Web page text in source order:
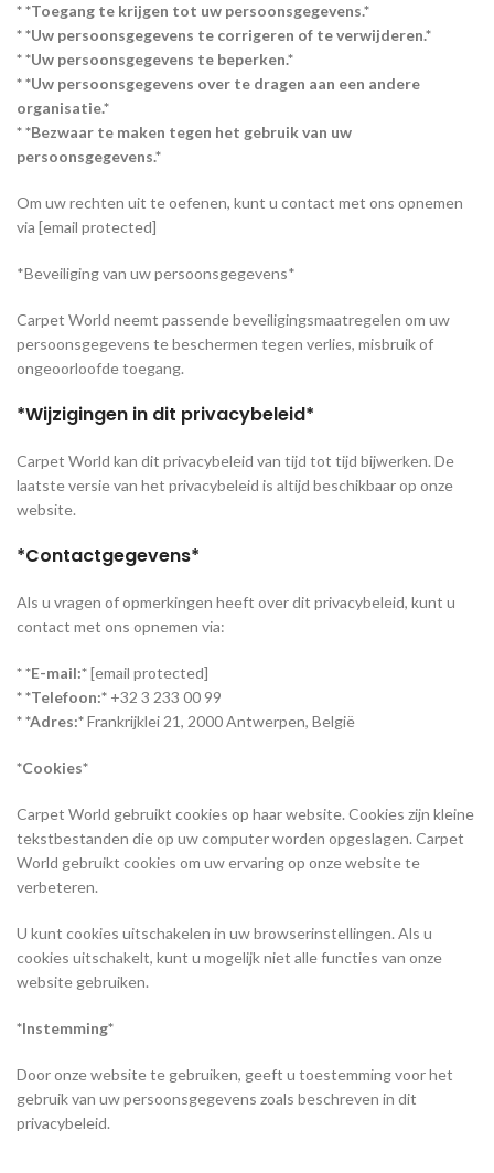
* *Toegang te krijgen tot uw persoonsgegevens.*
* *Uw persoonsgegevens te corrigeren of te verwijderen.*
* *Uw persoonsgegevens te beperken.*
* *Uw persoonsgegevens over te dragen aan een andere
organisatie.*
* *Bezwaar te maken tegen het gebruik van uw
persoonsgegevens.*
Om uw rechten uit te oefenen, kunt u contact met ons opnemen
via [email protected]
*Beveiliging van uw persoonsgegevens*
Carpet World neemt passende beveiligingsmaatregelen om uw
persoonsgegevens te beschermen tegen verlies, misbruik of
ongeoorloofde toegang.
*Wijzigingen in dit privacybeleid*
Carpet World kan dit privacybeleid van tijd tot tijd bijwerken. De
laatste versie van het privacybeleid is altijd beschikbaar op onze
website.
*Contactgegevens*
Als u vragen of opmerkingen heeft over dit privacybeleid, kunt u
contact met ons opnemen via:
* *E-mail:*[email protected]
* *Telefoon:* +32 3 233 00 99
* *Adres:*Frankrijklei 21, 2000 Antwerpen, België
*Cookies*
Carpet World gebruikt cookies op haar website. Cookies zijn kleine
tekstbestanden die op uw computer worden opgeslagen. Carpet
World gebruikt cookies om uw ervaring op onze website te
verbeteren.
U kunt cookies uitschakelen in uw browserinstellingen. Als u
cookies uitschakelt, kunt u mogelijk niet alle functies van onze
website gebruiken.
*Instemming*
Door onze website te gebruiken, geeft u toestemming voor het
gebruik van uw persoonsgegevens zoals beschreven in dit
privacybeleid.